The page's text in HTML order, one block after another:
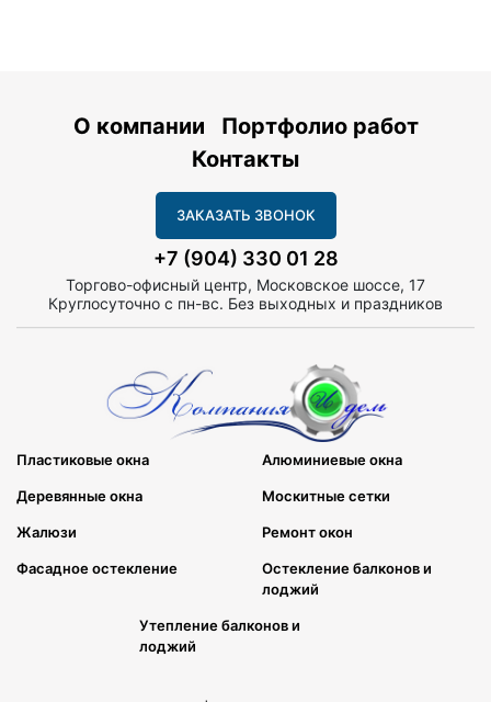
О компании
Портфолио работ
Контакты
ЗАКАЗАТЬ ЗВОНОК
+7 (904) 330 01 28
Торгово-офисный центр, Московское шоссе, 17
Круглосуточно с пн-вс. Без выходных и праздников
Пластиковые окна Алюминиевые окна
Деревянные окна Москитные сетки
Жалюзи Ремонт окон
Фасадное остекление
Остекление балконов и
лоджий
Утепление балконов и
лоджий